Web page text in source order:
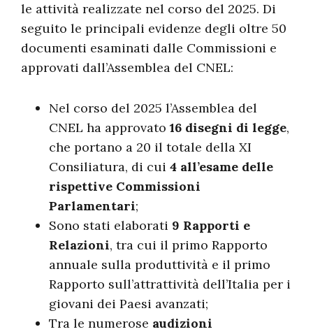
le attività realizzate nel corso del 2025. Di
seguito le principali evidenze degli oltre 50
documenti esaminati dalle Commissioni e
approvati dall’Assemblea del CNEL:
Nel corso del 2025 l’Assemblea del
CNEL ha approvato 16 disegni di legge,
che portano a 20 il totale della XI
Consiliatura, di cui 4 all’esame delle
rispettive Commissioni
Parlamentari;
Sono stati elaborati 9 Rapporti e
Relazioni, tra cui il primo Rapporto
annuale sulla produttività e il primo
Rapporto sull’attrattività dell’Italia per i
giovani dei Paesi avanzati;
Tra le numerose audizioni